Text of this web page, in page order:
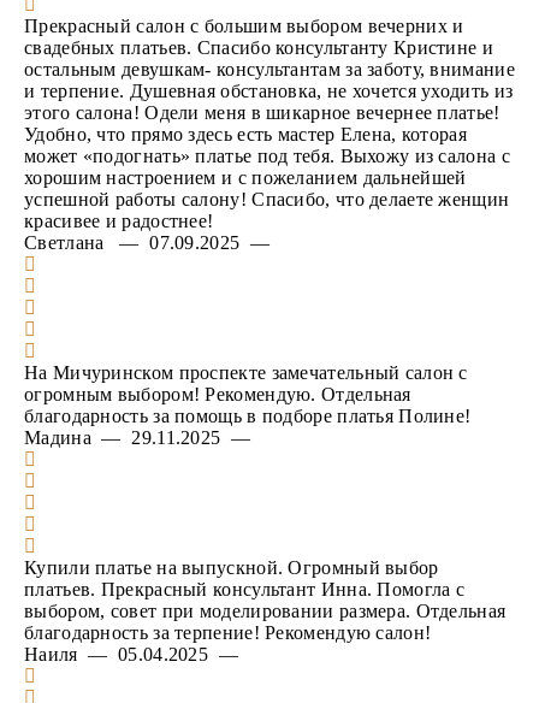
Прекрасный салон с большим выбором вечерних и
свадебных платьев. Спасибо консультанту Кристине и
остальным девушкам- консультантам за заботу, внимание
и терпение. Душевная обстановка, не хочется уходить из
этого салона! Одели меня в шикарное вечернее платье!
Удобно, что прямо здесь есть мастер Елена, которая
может «подогнать» платье под тебя. Выхожу из салона с
хорошим настроением и с пожеланием дальнейшей
успешной работы салону! Спасибо, что делаете женщин
красивее и радостнее!
Светлана — 07.09.2025 —
На Мичуринском проспекте замечательный салон с
огромным выбором! Рекомендую. Отдельная
благодарность за помощь в подборе платья Полине!
Мадина — 29.11.2025 —
Купили платье на выпускной. Огромный выбор
платьев. Прекрасный консультант Инна. Помогла с
выбором, совет при моделировании размера. Отдельная
благодарность за терпение! Рекомендую салон!
Наиля — 05.04.2025 —